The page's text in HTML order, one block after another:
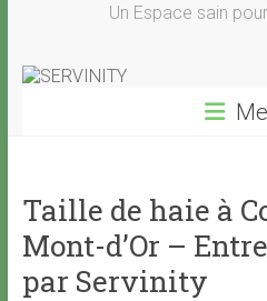
Un Espace sain
Taille de haie à
Mont-d’Or –
par Servinity